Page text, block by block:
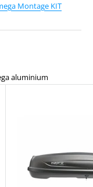
Montage KIT
aluminium